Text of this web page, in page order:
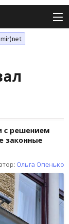
с решением
законные
Ольга Опенько